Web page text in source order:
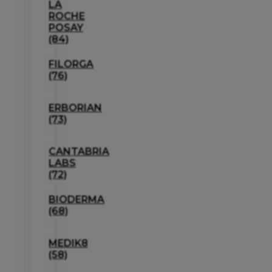
LA
ROCHE
POSAY
(84)
FILORGA
(76)
ERBORIAN
(73)
CANTABRIA
LABS
(72)
BIODERMA
(68)
MEDIK8
(58)